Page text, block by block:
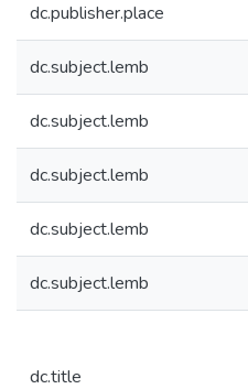
dc.publisher.place
dc.subject.lemb
dc.subject.lemb
dc.subject.lemb
dc.subject.lemb
dc.subject.lemb
dc.title